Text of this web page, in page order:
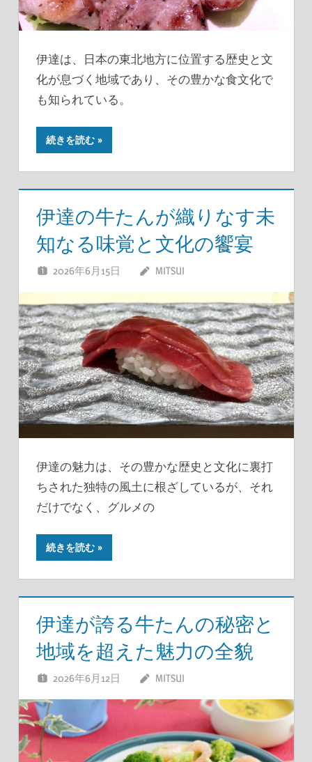
伊達は、日本の東北地方に位置する歴史と文
化が息づく地域であり、その豊かな食文化で
も知られている。
続きを読む
伊達の牛たんが織りなす未
知なる味覚と文化の饗宴
2026年6月15日 MITSUI
伊達の魅力は、その豊かな歴史と文化に裏打
ちされた独特の風土に根ざしているが、それ
だけでなく、グルメの
続きを読む
伊達が誇る牛たんの秘密と
地域を超えた魅力の全貌
2026年6月12日 MITSUI